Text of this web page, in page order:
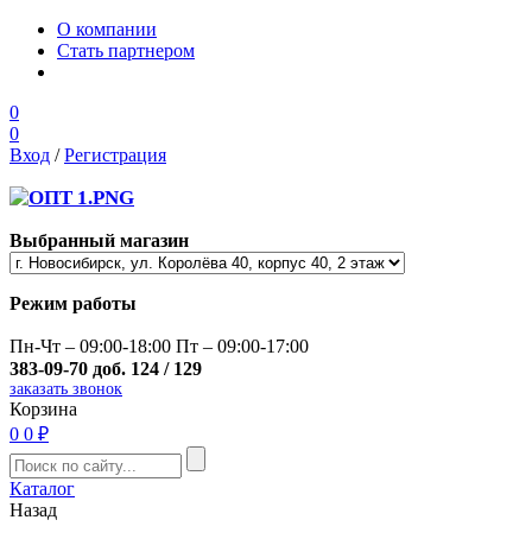
О компании
Стать партнером
0
0
Вход /Регистрация
Выбранный магазин
Режим работы
Пн-Чт – 09:00-18:00 Пт – 09:00-17:00
383-09-70 доб. 124 / 129
заказать звонок
Корзина
0 0 ₽
Каталог
Назад